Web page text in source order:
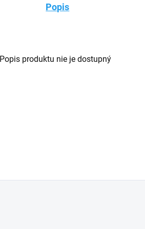
Popis
Popis produktu nie je dostupný